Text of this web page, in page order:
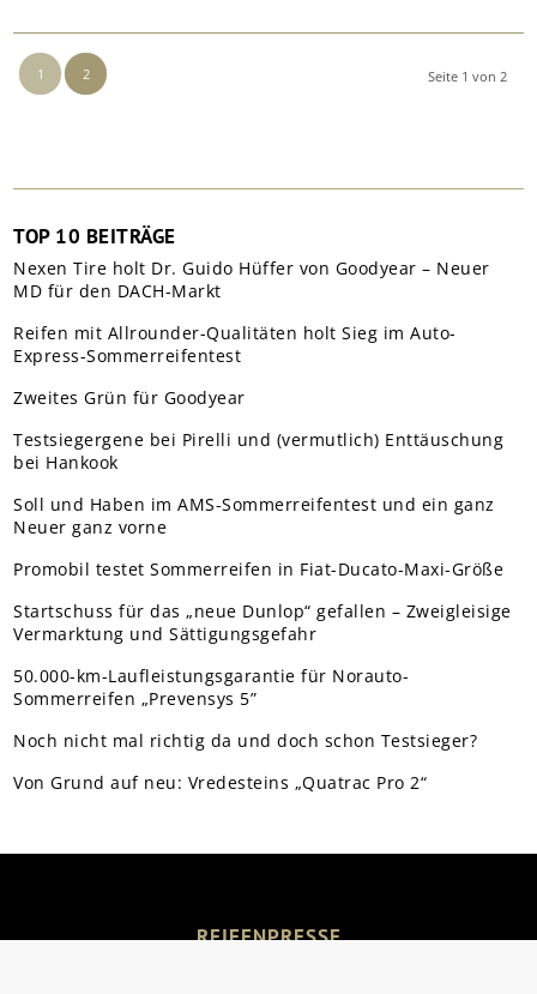
Seite 1 von 2
1 2
TOP 10 BEITRÄGE
Nexen Tire holt Dr. Guido Hüffer von Goodyear – Neuer
MD für den DACH-Markt
Reifen mit Allrounder-Qualitäten holt Sieg im Auto-
Express-Sommerreifentest
Zweites Grün für Goodyear
Testsiegergene bei Pirelli und (vermutlich) Enttäuschung
bei Hankook
Soll und Haben im AMS-Sommerreifentest und ein ganz
Neuer ganz vorne
Promobil testet Sommerreifen in Fiat-Ducato-Maxi-Größe
Startschuss für das „neue Dunlop“ gefallen – Zweigleisige
Vermarktung und Sättigungsgefahr
50.000-km-Laufleistungsgarantie für Norauto-
Sommerreifen „Prevensys 5”
Noch nicht mal richtig da und doch schon Testsieger?
Von Grund auf neu: Vredesteins „Quatrac Pro 2“
REIFENPRESSE